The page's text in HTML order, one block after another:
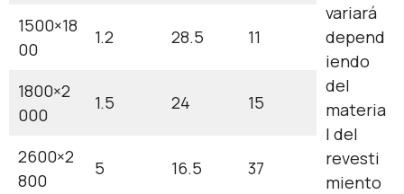
variará
depend
iendo
del
materia
l del
revesti
miento
1500×18
00
1.2 28.5 11
1800×2
000
1.5 24 15
2600×2
800
5 16.5 37